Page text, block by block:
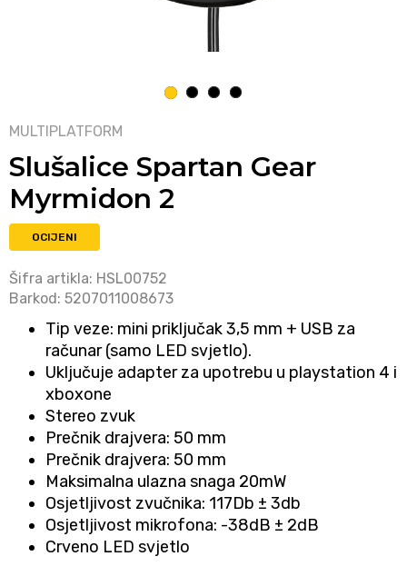
1 2 3 4
MULTIPLATFORM
Slušalice Spartan Gear
Myrmidon 2
OCIJENI
Šifra artikla: HSL00752
Barkod: 5207011008673
Tip veze: mini priključak 3,5 mm + USB za
računar (samo LED svjetlo).
Uključuje adapter za upotrebu u playstation 4 i
xboxone
Stereo zvuk
Prečnik drajvera: 50 mm
Prečnik drajvera: 50 mm
Maksimalna ulazna snaga 20mW
Osjetljivost zvučnika: 117Db ± 3db
Osjetljivost mikrofona: -38dB ± 2dB
Crveno LED svjetlo